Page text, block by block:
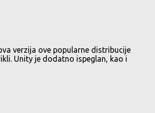
verzija ove popularne distribucije
Unity je dodatno ispeglan, kao i